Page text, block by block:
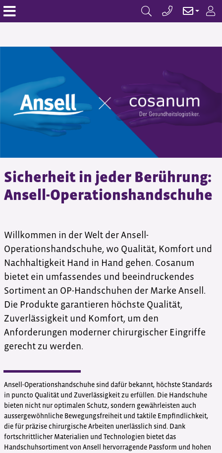
Sicherheit in jeder Berührung:
Ansell-Operationshandschuhe
Willkommen in der Welt der Ansell-
Operationshandschuhe, wo Qualität, Komfort und
Nachhaltigkeit Hand in Hand gehen. Cosanum
bietet ein umfassendes und beeindruckendes
Sortiment an OP-Handschuhen der Marke Ansell.
Die Produkte garantieren höchste Qualität,
Zuverlässigkeit und Komfort, um den
Anforderungen moderner chirurgischer Eingriffe
gerecht zu werden.
Ansell-Operationshandschuhe sind dafür bekannt, höchste Standards
in puncto Qualität und Zuverlässigkeit zu erfüllen. Die Handschuhe
bieten nicht nur optimalen Schutz, sondern gewährleisten auch
aussergewöhnliche Bewegungsfreiheit und taktile Empfindlichkeit,
die für präzise chirurgische Arbeiten unerlässlich sind. Dank
fortschrittlicher Materialien und Technologien bietet das
Handschuhsortiment von Ansell hervorragende Passform und hohen